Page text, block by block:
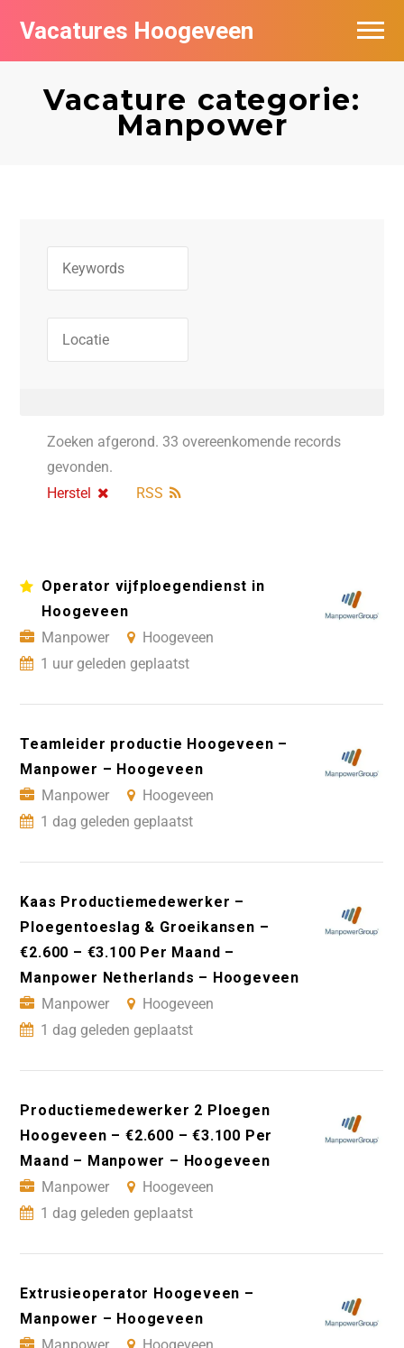
Vacatures Hoogeveen
Vacature categorie:
Manpower
Zoeken afgerond. 33 overeenkomende records
gevonden.
Herstel
RSS
Operator vijfploegendienst in
Hoogeveen
Manpower
Hoogeveen
1 uur geleden geplaatst
Teamleider productie Hoogeveen –
Manpower – Hoogeveen
Manpower
Hoogeveen
1 dag geleden geplaatst
Kaas Productiemedewerker –
Ploegentoeslag & Groeikansen –
€2.600 – €3.100 Per Maand –
Manpower Netherlands – Hoogeveen
Manpower
Hoogeveen
1 dag geleden geplaatst
Productiemedewerker 2 Ploegen
Hoogeveen – €2.600 – €3.100 Per
Maand – Manpower – Hoogeveen
Manpower
Hoogeveen
1 dag geleden geplaatst
Extrusieoperator Hoogeveen –
Manpower – Hoogeveen
Vacatures per bedrijf
De populairste vacatures in Hoogeveen